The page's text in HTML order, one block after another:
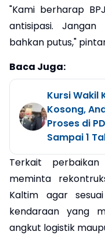
"Kami berharap
antisipasi.
bahkan putus,"
Baca Juga:
Kursi Wakil
Kosong,
Proses di
Sampai 1
Terkait
meminta
Kaltim agar
kendaraan yang
angkut logistik